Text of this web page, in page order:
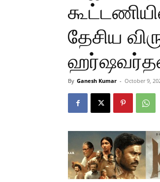
தேசிய
By Ganesh Kumar - October 9,